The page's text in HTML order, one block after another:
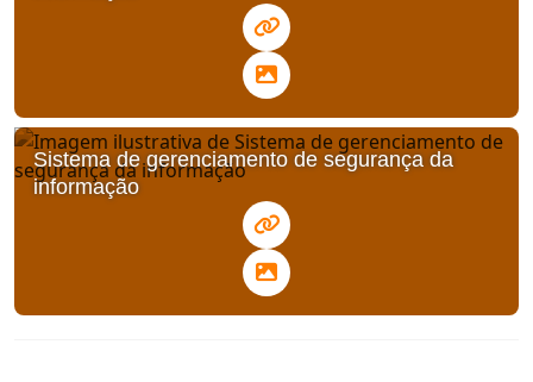
Sistema de gerenciamento de segurança da
informação